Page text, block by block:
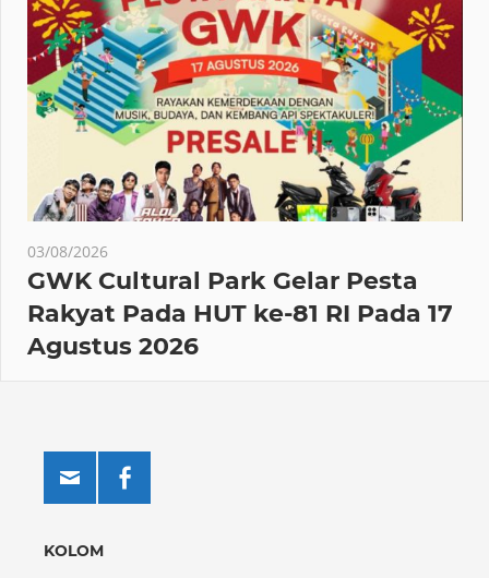
03/08/2026
GWK Cultural Park Gelar Pesta
Rakyat Pada HUT ke-81 RI Pada 17
Agustus 2026
KOLOM